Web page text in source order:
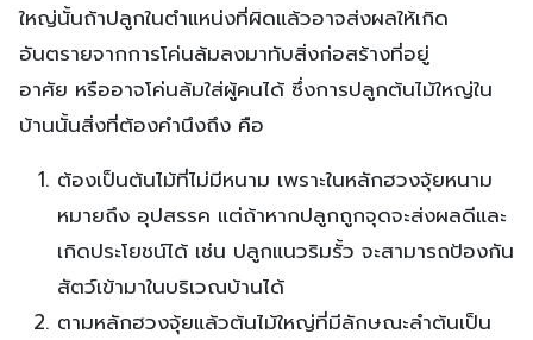
ใหญ่นั้นถ้าปลูกในตำแหน่งที่ผิดแล้วอาจส่งผลให้เกิด
อันตรายจากการโค่นล้มลงมาทับสิ่งก่อสร้างที่อยู่
อาศัย หรืออาจโค่นล้มใส่ผู้คนได้ ซึ่งการปลูกต้นไม้ใหญ่ใน
บ้านนั้นสิ่งที่ต้องคำนึงถึง คือ
ต้องเป็นต้นไม้ที่ไม่มีหนาม เพราะในหลักฮวงจุ้ยหนาม
หมายถึง อุปสรรค แต่ถ้าหากปลูกถูกจุดจะส่งผลดีและ
เกิดประโยชน์ได้ เช่น ปลูกแนวริมรั้ว จะสามารถป้องกัน
สัตว์เข้ามาในบริเวณบ้านได้
ตามหลักฮวงจุ้ยแล้วต้นไม้ใหญ่ที่มีลักษณะลำต้นเป็น